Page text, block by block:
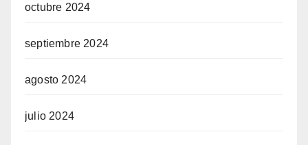
octubre 2024
septiembre 2024
agosto 2024
julio 2024